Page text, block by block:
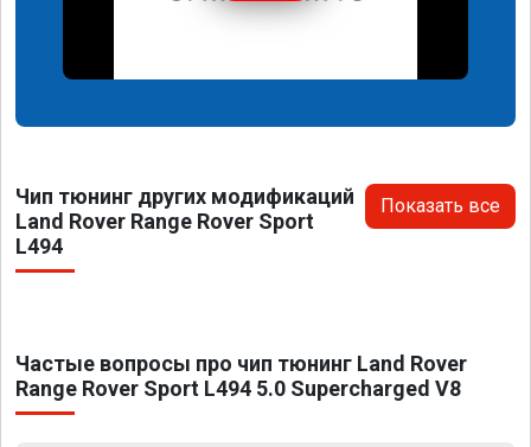
Чип тюнинг других модификаций
Land Rover Range Rover Sport
L494
Показать все
Частые вопросы про чип тюнинг Land Rover
Range Rover Sport L494 5.0 Supercharged V8